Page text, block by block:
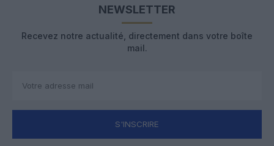
NEWSLETTER
Recevez notre actualité, directement dans votre boîte
mail.
S'INSCRIRE